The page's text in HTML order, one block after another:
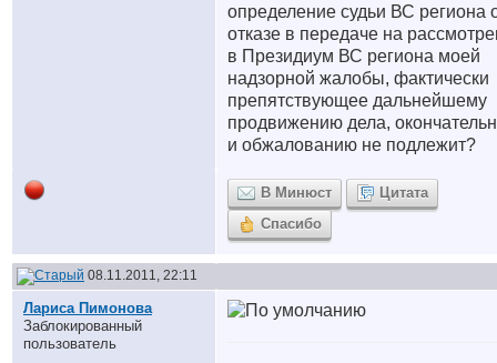
определение судьи ВС региона
отказе в передаче на
в Президиум ВС региона моей
надзорной жалобы, фактически
препятствующее дальнейшему
продвижению дела,
и обжалованию не подлежит?
В Минюст
Цитата
Спасибо
08.11.2011, 22:11
Лариса Пимонова
Заблокированный
пользователь